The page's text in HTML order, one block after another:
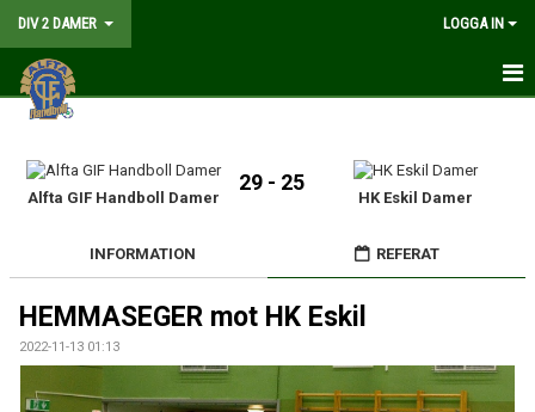
DIV 2 DAMER LOGGA IN
HEM
NYHETER
MATCHER
KALENDER
Alfta GIF Handboll Damer
29 - 25
HK Eskil Damer
INFORMATION REFERAT
HEMMASEGER mot HK Eskil
2022-11-13 01:13